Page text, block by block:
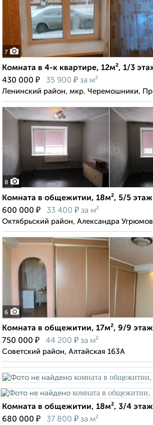
7
Комната в 4-к квартире, 12м², 1/3
430 000 ₽ 35 900 ₽ за м²
Ленинский район, мкр. Черемошники,
8
Комната в общежитии, 18м², 5/5 этаж
600 000 ₽ 33 400 ₽ за м²
Октябрьский район, Александра
6
Комната в общежитии, 17м², 9/9 этаж
750 000 ₽ 44 200 ₽ за м²
Советский район, Алтайская 163А
Комната в общежитии, 18м², 3/4 этаж
680 000 ₽ 37 800 ₽ за м²